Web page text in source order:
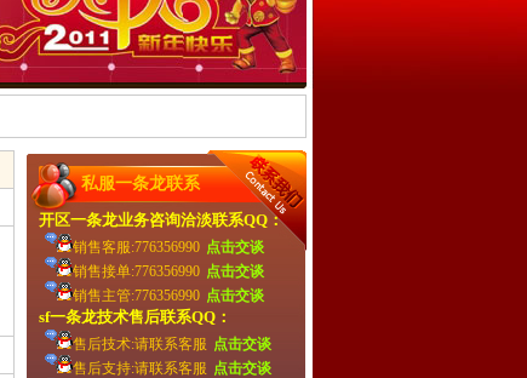
私服一条龙联系
开区一条龙业务咨询洽淡联系QQ：
销售客服:776356990 点击交谈
销售接单:776356990 点击交谈
销售主管:776356990 点击交谈
sf一条龙技术售后联系QQ：
售后技术:请联系客服 点击交谈
售后支持:请联系客服 点击交谈